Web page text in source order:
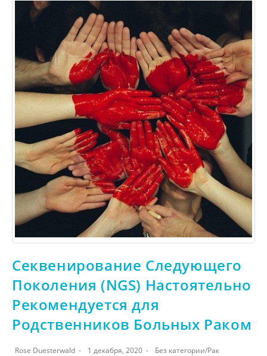
Секвенирование Следующего
Поколения (NGS) Настоятельно
Рекомендуется для
Родственников Больных Раком
Rose Duesterwald 1 декабря, 2020 Без категории/Рак